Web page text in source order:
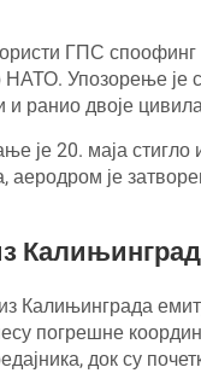
ГПС
Упозорење је
и ранио двоје
20. маја стигло
је
Калињинграда
погрешне
док су